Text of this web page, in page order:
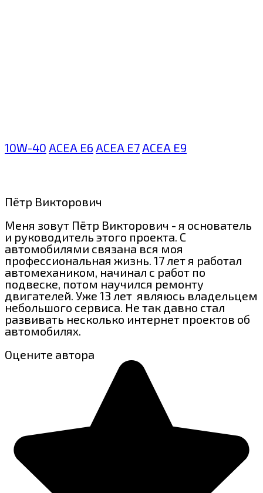
10W-40 ACEA E6 ACEA E7 ACEA E9
Пётр Викторович
Меня зовут Пётр Викторович - я основатель
и руководитель этого проекта. С
автомобилями связана вся моя
профессиональная жизнь. 17 лет я работал
автомехаником, начинал с работ по
подвеске, потом научился ремонту
двигателей. Уже 13 лет являюсь владельцем
небольшого сервиса. Не так давно стал
развивать несколько интернет проектов об
автомобилях.
Оцените автора